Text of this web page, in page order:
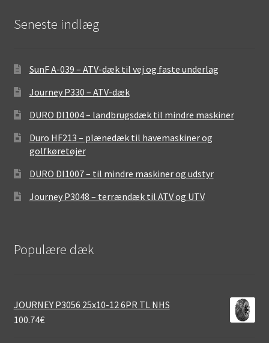
Seneste indlæg
SunF A-039 – ATV-dæk til vej og faste underlag
Journey P330 – ATV-dæk
DURO DI1004 – landbrugsdæk til mindre maskiner
Duro HF213 – plænedæk til havemaskiner og
golfkøretøjer
DURO DI1007 – til mindre maskiner og udstyr
Journey P3048 – terrændæk til ATV og UTV
Populære dæk
JOURNEY P3056 25x10-12 6PR TL NHS
100.74€